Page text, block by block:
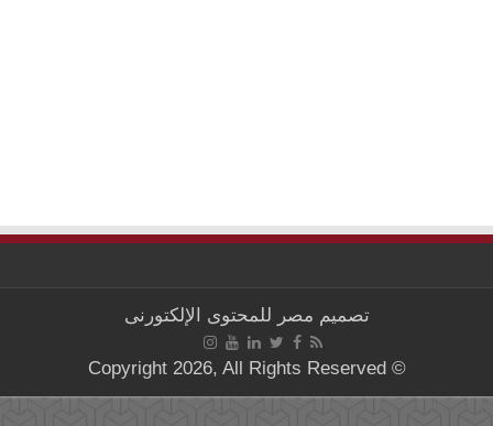
تصميم مصر للمحتوى الإلكتورنى
© Copyright 2026, All Rights Reserved